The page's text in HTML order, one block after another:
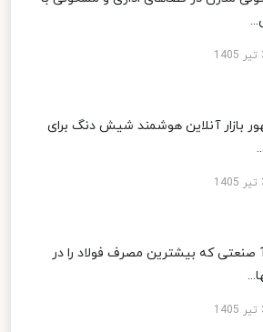
بازار آنلاین هوشمند شیش دنگ برای
صنعتی که بیشترین مصرف فولاد را در